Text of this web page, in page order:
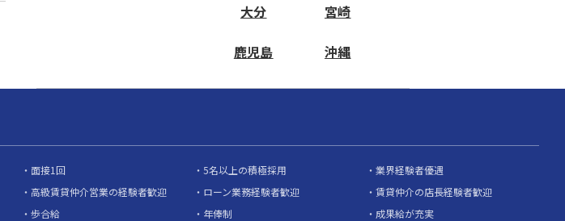
大分 宮崎
鹿児島 沖縄
面接1回 5名以上の積極採用
業界経験者優遇
高級賃貸仲介営業の経験者歓迎 ローン業務経験者歓迎
賃貸仲介の店長経験者歓迎
歩合給 年俸制
成果給が充実